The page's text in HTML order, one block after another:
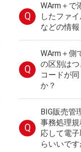
Q
WArm＋で
したファ
などの情
Q
WArm＋側
の区別は
コードが
か？
Q
BIG販売管
事務処理
応して電
らいいです